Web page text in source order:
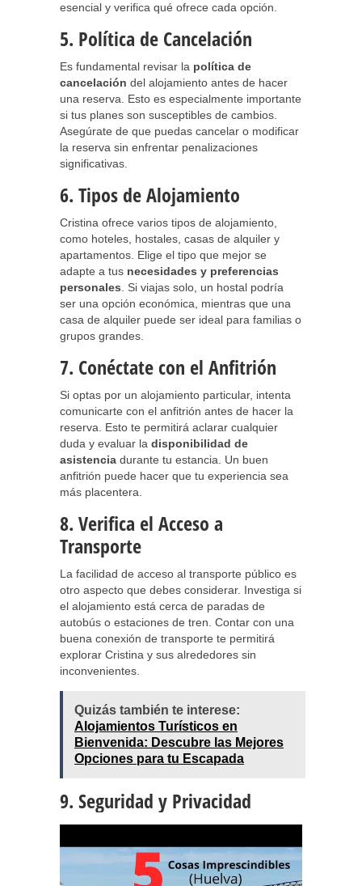
esencial y verifica qué ofrece cada opción.
5. Política de Cancelación
Es fundamental revisar la política de
cancelación del alojamiento antes de hacer
una reserva. Esto es especialmente importante
si tus planes son susceptibles de cambios.
Asegúrate de que puedas cancelar o modificar
la reserva sin enfrentar penalizaciones
significativas.
6. Tipos de Alojamiento
Cristina ofrece varios tipos de alojamiento,
como hoteles, hostales, casas de alquiler y
apartamentos. Elige el tipo que mejor se
adapte a tus necesidades y preferencias
personales . Si viajas solo, un hostal podría
ser una opción económica, mientras que una
casa de alquiler puede ser ideal para familias o
grupos grandes.
7. Conéctate con el Anfitrión
Si optas por un alojamiento particular, intenta
comunicarte con el anfitrión antes de hacer la
reserva. Esto te permitirá aclarar cualquier
duda y evaluar la disponibilidad de
asistencia durante tu estancia. Un buen
anfitrión puede hacer que tu experiencia sea
más placentera.
8. Verifica el Acceso a
Transporte
La facilidad de acceso al transporte público es
otro aspecto que debes considerar. Investiga si
el alojamiento está cerca de paradas de
autobús o estaciones de tren. Contar con una
buena conexión de transporte te permitirá
explorar Cristina y sus alrededores sin
inconvenientes.
Quizás también te interese:
Alojamientos Turísticos en
Bienvenida: Descubre las Mejores
Opciones para tu Escapada
9. Seguridad y Privacidad